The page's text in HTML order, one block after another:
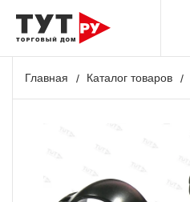
Главная Каталог товаров